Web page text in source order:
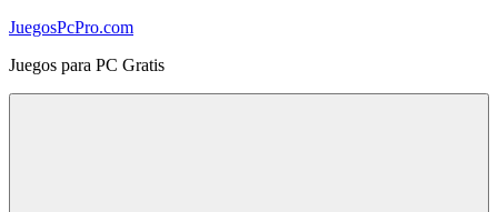
Skip
content
JuegosPcPro.com
Juegos para PC Gratis